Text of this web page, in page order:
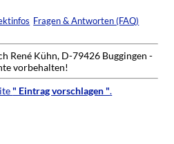
Fragen & Antworten (FAQ)
René Kühn, D-79426 Buggingen -
vorbehalten!
" Eintrag vorschlagen ".